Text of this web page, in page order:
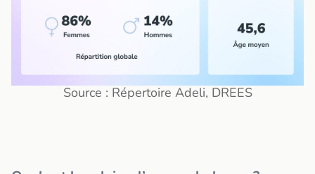
Source : Répertoire Adeli, DREES